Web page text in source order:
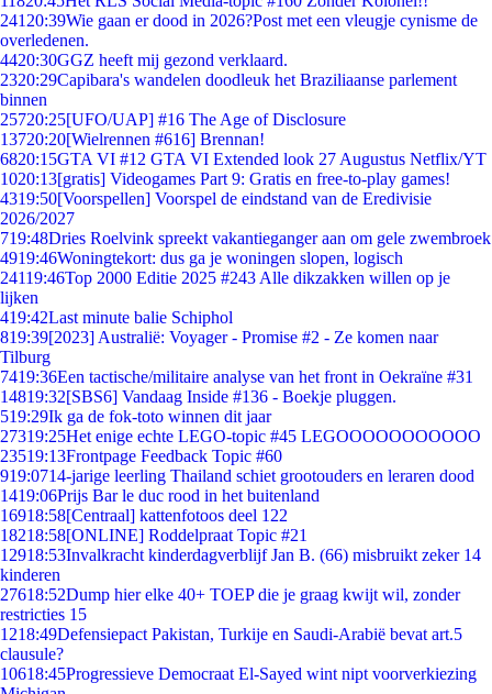
241 20:39Wie gaan er dood in 2026?Post met een vleugje cynisme de
overledenen.
4420:30GGZ heeft mij gezond verklaard.
2320:29Capibara's wandelen doodleuk het Braziliaanse parlement
binnen
25720:25[UFO/UAP] #16 The Age of Disclosure
13720:20[Wielrennen #616] Brennan!
6820:15GTA VI #12 GTA VI Extended look 27 Augustus Netflix/YT
1020:13[gratis] Videogames Part 9: Gratis en free-to-play games!
4319:50[Voorspellen] Voorspel de eindstand van de Eredivisie
2026/2027
719:48Dries Roelvink spreekt vakantieganger aan om gele zwembroek
4919:46Woningtekort: dus ga je woningen slopen, logisch
24119:46Top 2000 Editie 2025 #243 Alle dikzakken willen op je
lijken
419:42Last minute balie Schiphol
819:39[2023] Australië: Voyager - Promise #2 - Ze komen naar
Tilburg
7419:36Een tactische/militaire analyse van het front in Oekraïne #31
14819:32[SBS6] Vandaag Inside #136 - Boekje pluggen.
519:29Ik ga de fok-toto winnen dit jaar
27319:25Het enige echte LEGO-topic #45 LEGOOOOOOOOOOO
23519:13Frontpage Feedback Topic #60
919:0714-jarige leerling Thailand schiet grootouders en leraren dood
1419:06Prijs Bar le duc rood in het buitenland
16918:58[Centraal] kattenfotoos deel 122
18218:58[ONLINE] Roddelpraat Topic #21
12918:53Invalkracht kinderdagverblijf Jan B. (66) misbruikt zeker 14
kinderen
27618:52Dump hier elke 40+ TOEP die je graag kwijt wil, zonder
restricties 15
1218:49Defensiepact Pakistan, Turkije en Saudi-Arabië bevat art.5
clausule?
10618:45Progressieve Democraat El-Sayed wint nipt voorverkiezing